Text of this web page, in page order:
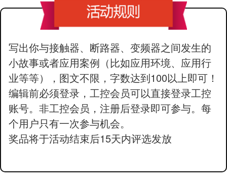
写出你与接触器、断路器、变频器之间发生的
小故事或者应用案例（比如应用环境、应用行
业等等），图文不限，字数达到100以上即可！
编辑前必须登录，工控会员可以直接登录工控
账号。非工控会员，注册后登录即可参与。每
个用户只有一次参与机会。
奖品将于活动结束后15天内评选发放